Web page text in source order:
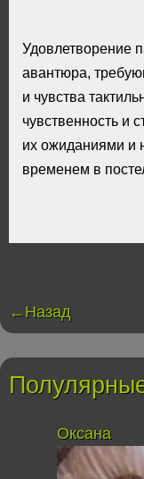
Удовлетворение
авантюра,
и чувства
чувственность и
их ожиданиями и
временем в
←Назад
Оксана